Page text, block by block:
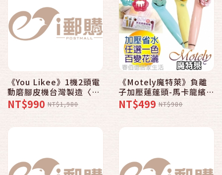
《You Likee》1機2頭電
動磨腳皮機台灣製造〈腳
皮機2入贈替換蕊頭2組〉
去除角質美膚磨皮機
NT$990 NT$1,980
《Motely魔特萊》負離
子加壓蓮蓬頭-馬卡龍繽紛
色系〈8SMx粉紅1 香精
x3 頭皮梳x1〉舒壓按摩
NT$499 NT$980